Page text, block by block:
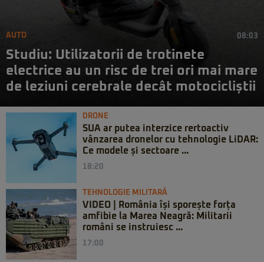
AUTO 08:03
Studiu: Utilizatorii de trotinete
electrice au un risc de trei ori mai mare
de leziuni cerebrale decât motocicliștii
DRONE
SUA ar putea interzice rertoactiv
vânzarea dronelor cu tehnologie LiDAR:
Ce modele și sectoare ...
18:20
TEHNOLOGIE MILITARĂ
VIDEO | România își sporește forța
amfibie la Marea Neagră: Militarii
români se instruiesc ...
17:00